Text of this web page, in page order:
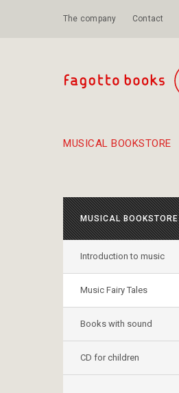
The company Contact
MUSICAL BOOKSTORE
MUSICAL BOOKSTORE
Introduction to music
Music Fairy Tales
Books with sound
CD for children